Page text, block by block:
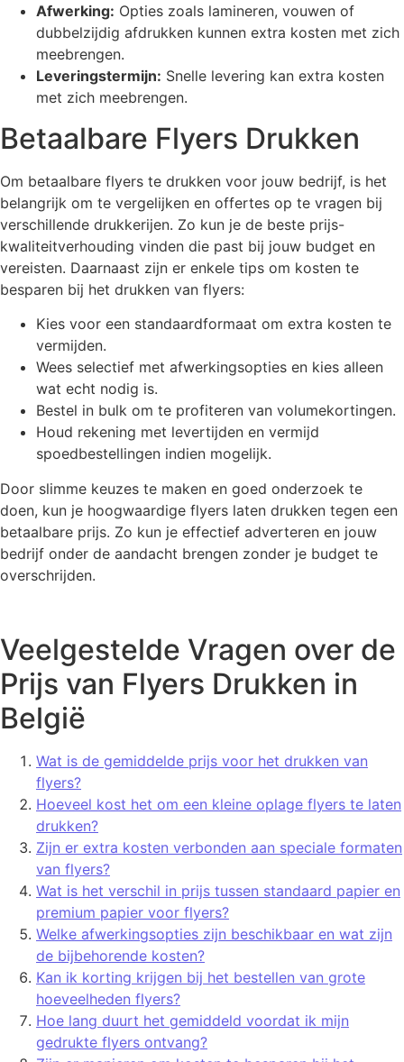
Afwerking: Opties zoals lamineren, vouwen of
dubbelzijdig afdrukken kunnen extra kosten met zich
meebrengen.
Leveringstermijn: Snelle levering kan extra kosten
met zich meebrengen.
Betaalbare Flyers Drukken
Om betaalbare flyers te drukken voor jouw bedrijf, is het
belangrijk om te vergelijken en offertes op te vragen bij
verschillende drukkerijen. Zo kun je de beste prijs-
kwaliteitverhouding vinden die past bij jouw budget en
vereisten. Daarnaast zijn er enkele tips om kosten te
besparen bij het drukken van flyers:
Kies voor een standaardformaat om extra kosten te
vermijden.
Wees selectief met afwerkingsopties en kies alleen
wat echt nodig is.
Bestel in bulk om te profiteren van volumekortingen.
Houd rekening met levertijden en vermijd
spoedbestellingen indien mogelijk.
Door slimme keuzes te maken en goed onderzoek te
doen, kun je hoogwaardige flyers laten drukken tegen een
betaalbare prijs. Zo kun je effectief adverteren en jouw
bedrijf onder de aandacht brengen zonder je budget te
overschrijden.
Veelgestelde Vragen over de
Prijs van Flyers Drukken in
België
Wat is de gemiddelde prijs voor het drukken van
flyers?
Hoeveel kost het om een kleine oplage flyers te laten
drukken?
Zijn er extra kosten verbonden aan speciale formaten
van flyers?
Wat is het verschil in prijs tussen standaard papier en
premium papier voor flyers?
Welke afwerkingsopties zijn beschikbaar en wat zijn
de bijbehorende kosten?
Kan ik korting krijgen bij het bestellen van grote
hoeveelheden flyers?
Hoe lang duurt het gemiddeld voordat ik mijn
gedrukte flyers ontvang?